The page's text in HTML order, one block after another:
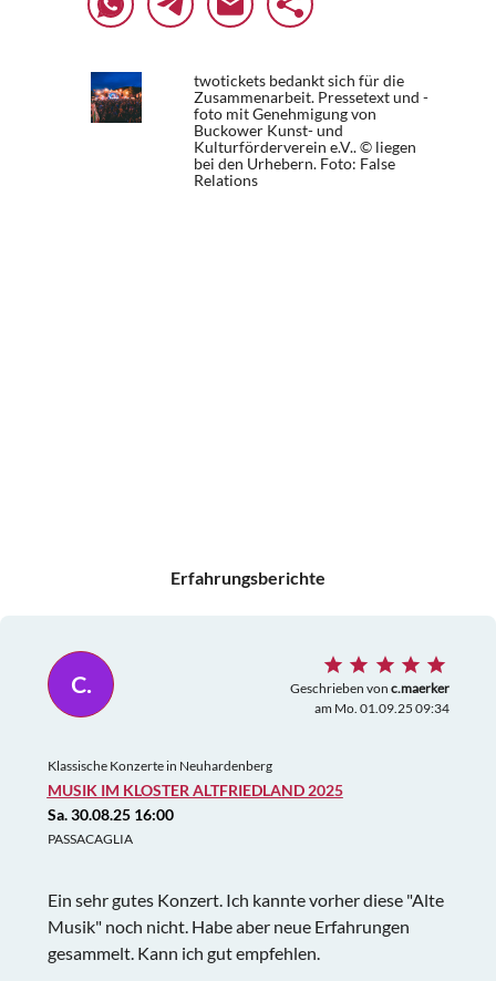
twotickets bedankt sich für die
Zusammenarbeit. Pressetext und -
foto mit Genehmigung von
Buckower Kunst- und
Kulturförderverein e.V.. © liegen
bei den Urhebern. Foto: False
Relations
Erfahrungsberichte
C. Geschrieben von c.maerker
am Mo. 01.09.25 09:34
Klassische Konzerte in Neuhardenberg
MUSIK IM KLOSTER ALTFRIEDLAND 2025
Sa. 30.08.25 16:00
PASSACAGLIA
Ein sehr gutes Konzert. Ich kannte vorher diese "Alte
Musik" noch nicht. Habe aber neue Erfahrungen
gesammelt. Kann ich gut empfehlen.